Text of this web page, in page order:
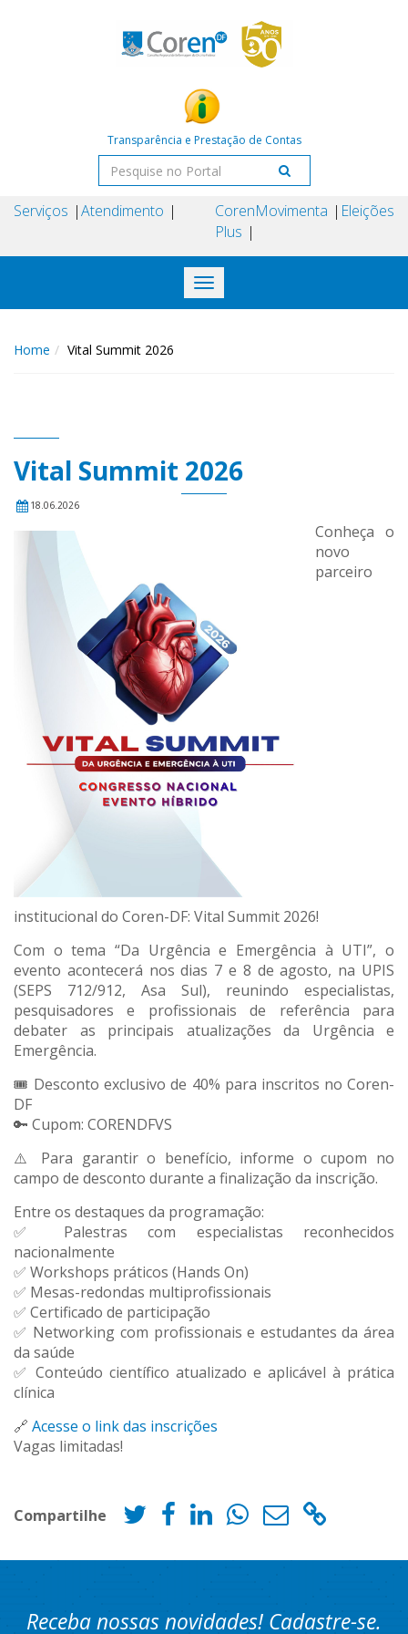
Transparência e Prestação de Contas
Serviços Atendimento
Coren
Plus
Movimenta Eleições
Toggle
navigation
Home Vital Summit 2026
Vital Summit 2026
18.06.2026
Conheça o
novo
parceiro
institucional do Coren-DF: Vital Summit 2026!
Com o tema “Da Urgência e Emergência à UTI”, o
evento acontecerá nos dias 7 e 8 de agosto, na UPIS
(SEPS 712/912, Asa Sul), reunindo especialistas,
pesquisadores e profissionais de referência para
debater as principais atualizações da Urgência e
Emergência.
🎟️ Desconto exclusivo de 40% para inscritos no Coren-
DF
🔑 Cupom: CORENDFVS
⚠️ Para garantir o benefício, informe o cupom no
campo de desconto durante a finalização da inscrição.
Entre os destaques da programação:
✅ Palestras com especialistas reconhecidos
nacionalmente
✅ Workshops práticos (Hands On)
✅ Mesas-redondas multiprofissionais
✅ Certificado de participação
✅ Networking com profissionais e estudantes da área
da saúde
✅ Conteúdo científico atualizado e aplicável à prática
clínica
🔗 Acesse o link das inscrições
Vagas limitadas!
Compartilhe
Receba nossas novidades! Cadastre-se.